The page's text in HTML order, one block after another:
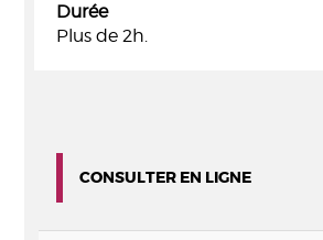
Durée
Plus de 2h.
CONSULTER EN LIGNE